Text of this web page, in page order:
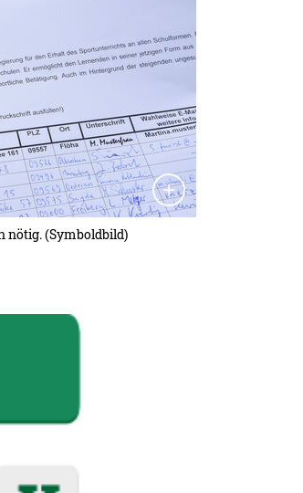
nötig. (Symboldbild)